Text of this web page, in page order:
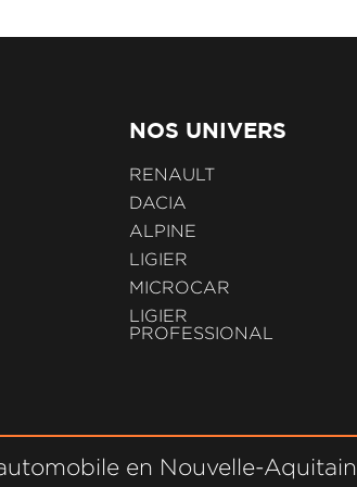
NOS UNIVERS
RENAULT
DACIA
ALPINE
LIGIER
MICROCAR
LIGIER
PROFESSIONAL
en Nouvelle-